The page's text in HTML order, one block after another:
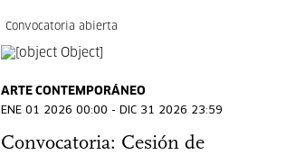
Convocatoria abierta
ARTE CONTEMPORÁNEO
ENE 01 2026 00:00 - DIC 31 2026 23:59
Convocatoria: Cesión de